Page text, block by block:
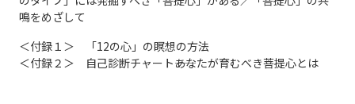
鳴をめざして
＜付録１＞ 「12の心」の瞑想の方法
＜付録２＞ 自己診断チャート――あなたが育むべき菩提心とは